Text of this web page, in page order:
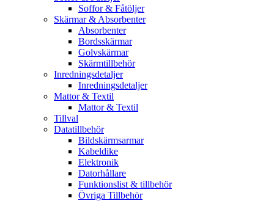
Soffor & Fåtöljer
Skärmar & Absorbenter
Absorbenter
Bordsskärmar
Golvskärmar
Skärmtillbehör
Inredningsdetaljer
Inredningsdetaljer
Mattor & Textil
Mattor & Textil
Tillval
Datatillbehör
Bildskärmsarmar
Kabeldike
Elektronik
Datorhållare
Funktionslist & tillbehör
Övriga Tillbehör